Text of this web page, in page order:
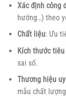
Xác định công
hướng…) theo
Chất liệu: Ưu
Kích thước tiêu
sai số.
Thương hiệu
mẫu chất